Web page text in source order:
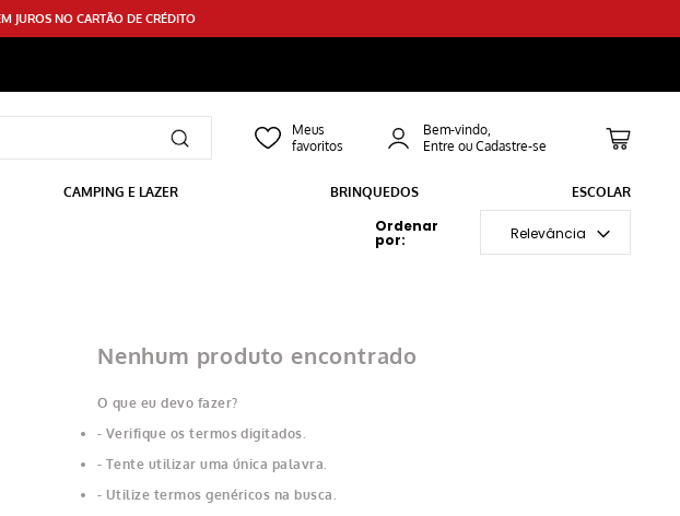
JUROS NO CARTÃO DE CRÉDITO
Bem-vindo,
CAMPING E LAZER BRINQUEDOS ESCOLAR
Relevância
Nenhum produto encontrado
O que eu devo fazer?
Verifique os termos digitados.
Tente utilizar uma única palavra.
Utilize termos genéricos na busca.